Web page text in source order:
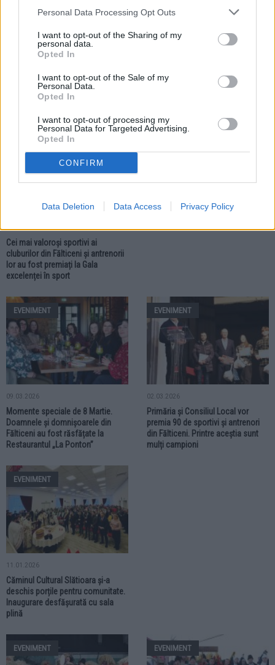
Personal Data Processing Opt Outs
I want to opt-out of the Sharing of my
personal data.
Opted In
I want to opt-out of the Sale of my
Personal Data.
Opted In
I want to opt-out of processing my
Personal Data for Targeted Advertising.
Opted In
CONFIRM
Data Deletion Data Access Privacy Policy
19.05.2026
Ziua Eroilor va fi sărbătorită la
Fălticeni. Programul evenimentului
include două manifestări
Fălticenenii de toate vârstele sunt
invitați să participe la Marșul pentru
EVENIMENT
Cei mai valoroși sportivi ai
cluburilor din Fălticeni și antrenorii
lor au fost premiați la Gala
excelenței în sport
EVENIMENT
09.03.2026
Momente speciale de 8 Martie.
Doamnele și domnișoarele din
Fălticeni au fost răsfățate la
Restaurantul „La Ponton”
EVENIMENT
02.03.2026
Primăria și Consiliul Local vor
premia 90 de sportivi și antrenori
din Fălticeni. Printre aceștia sunt
mulți campioni
EVENIMENT
11.01.2026
Căminul Cultural Slătioara și-a
deschis porțile pentru comunitate.
Inaugurare desfășurată cu sala
plină
EVENIMENT EVENIMENT